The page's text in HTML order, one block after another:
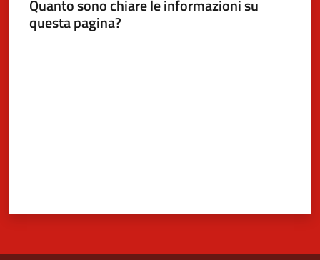
Quanto sono chiare le informazioni su
questa pagina?